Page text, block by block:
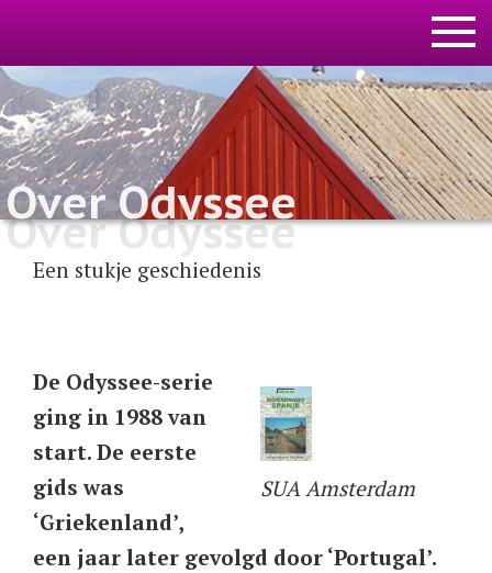
Over Odyssee
Over Odyssee
Een stukje geschiedenis
SUA Amsterdam
De Odyssee-serie
ging in 1988 van
start. De eerste
gids was
‘Griekenland’,
een jaar later gevolgd door ‘Portugal’.